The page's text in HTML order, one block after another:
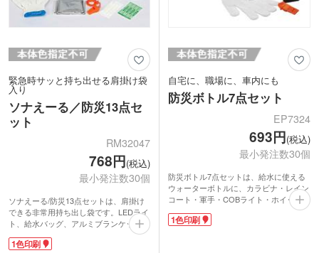
緊急時サッと持ち出せる肩掛け袋
入り
ソナえーる／防災13点セ
ット
RM32047
768円(税込)
最小発注数30個
ソナえーる/防災13点セットは、肩掛け
できる非常用持ち出し袋です。LEDライ
ト、給水バッグ、アルミブランケット、
軍手など緊急時に役立つ防災アイテム13
点入り。用意し忘れがちな歯磨きセット
1色印刷
自宅に、職場に、車内にも
防災ボトル7点セット
EP7324
693円(税込)
最小発注数30個
防災ボトル7点セットは、給水に使える
ウォーターボトルに、カラビナ・レイン
コート・軍手・COBライト・ホイッス
ル・防災の心得が入ったコンパクトな防
災セットです。
1色印刷